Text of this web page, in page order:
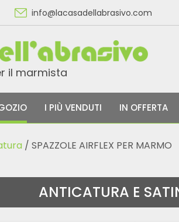
info@lacasadellabrasivo.com
il marmista
I PIÙ VENDUTI IN OFFERTA
/ SPAZZOLE AIRFLEX PER MARMO
ANTICATURA E